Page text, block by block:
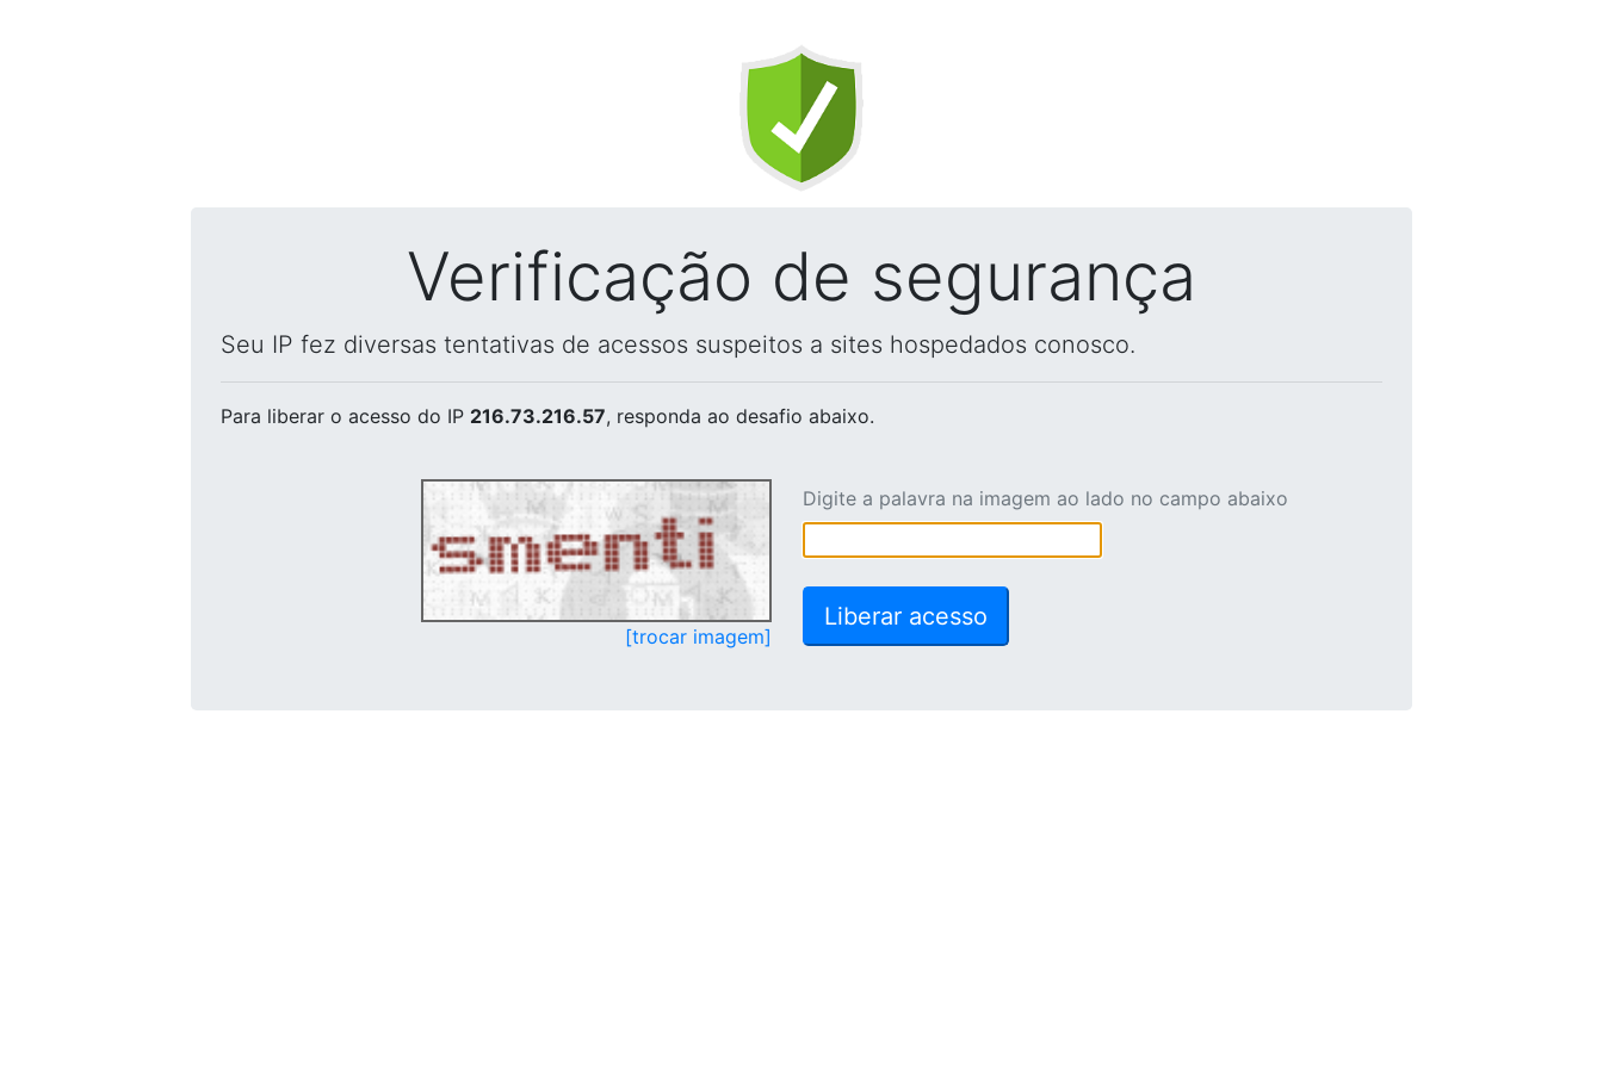
Verificação de segurança
Seu IP fez diversas tentativas de acessos suspeitos a sites hospedados conosco.
Para liberar o acesso do IP 216.73.216.57, responda ao desafio abaixo.
[trocar imagem]
Digite a palavra na imagem ao lado no campo abaixo